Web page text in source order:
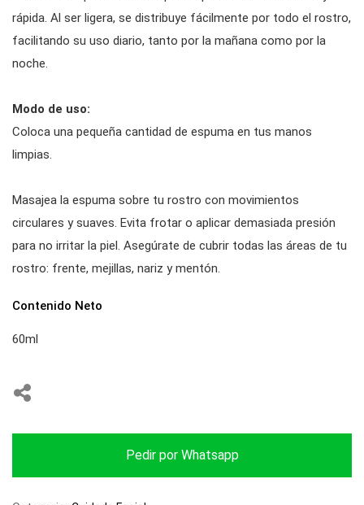
rápida. Al ser ligera, se distribuye fácilmente por todo el rostro,
facilitando su uso diario, tanto por la mañana como por la
noche.
Modo de uso:
Coloca una pequeña cantidad de espuma en tus manos
limpias.
Masajea la espuma sobre tu rostro con movimientos
circulares y suaves. Evita frotar o aplicar demasiada presión
para no irritar la piel. Asegúrate de cubrir todas las áreas de tu
rostro: frente, mejillas, nariz y mentón.
Contenido Neto
60ml
Pedir por Whatsapp